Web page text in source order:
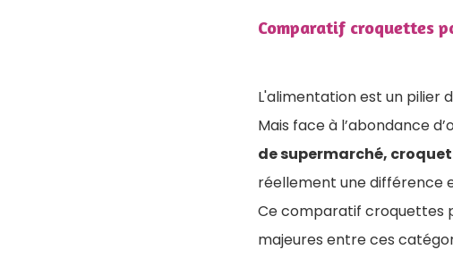
Comparatif croquettes
L'alimentation est un pilier
Mais face à l’abondance
de supermarché,
réellement une différence
Ce comparatif croquettes
majeures entre ces